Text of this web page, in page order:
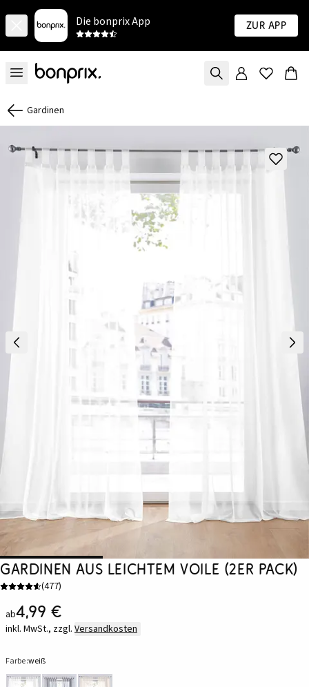
Die bonprix App Zur App
Gardinen
Gardinen aus leichtem Voile (2er Pack)
(477)
ab4,99 €
inkl. MwSt., zzgl. Versandkosten
Farbe:weiß